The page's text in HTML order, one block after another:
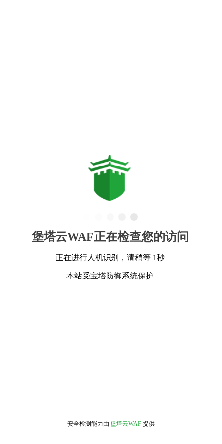
堡塔云WAF正在检查您的访问
正在进行人机识别，请稍等 1秒
本站受宝塔防御系统保护
安全检测能力由 堡塔云WAF 提供